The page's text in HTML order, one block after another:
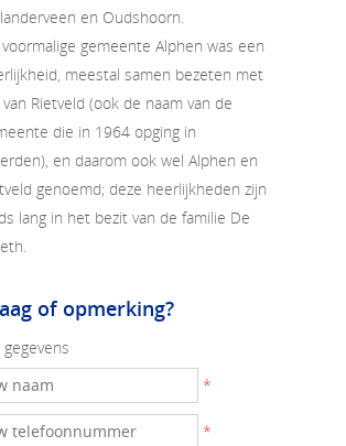
en Oudshoorn.
gemeente Alphen was een
meestal samen bezeten met
Rietveld (ook de naam van de
die in 1964 opging in
en daarom ook wel Alphen en
genoemd; deze heerlijkheden zijn
lang in het bezit van de familie De
of opmerking?
gegevens
*
*